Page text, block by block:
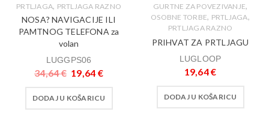
PRTLJAGA, PRTLJAGA RAZNO
NOSA? NAVIGACIJE ILI
PAMTNOG TELEFONA za
volan
LUGGPS06
34,64€ 19,64 €
DODAJ U KOŠARICU
GURTNE ZA POVEZIVANJE,
OSOBNE TORBE, PRTLJAGA,
PRTLJAGA RAZNO
PRIHVAT ZA PRTLJAGU
LUGLOOP
19,64€
DODAJ U KOŠARICU